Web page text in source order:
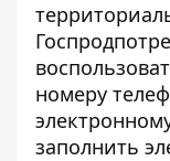
номеру
заполнить